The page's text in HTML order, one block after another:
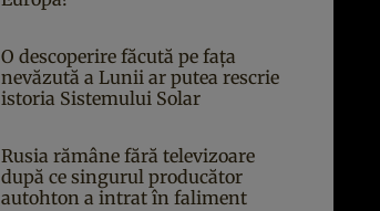
O descoperire făcută pe fața
nevăzută a Lunii ar putea rescrie
istoria Sistemului Solar
Rusia rămâne fără televizoare
după ce singurul producător
autohton a intrat în faliment